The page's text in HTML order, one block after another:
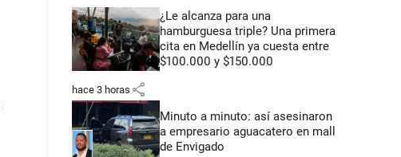
¿Le alcanza para una
hamburguesa triple? Una primera
cita en Medellín ya cuesta entre
$100.000 y $150.000
hace 3 horas share
Minuto a minuto: así asesinaron
a empresario aguacatero en mall
de Envigado